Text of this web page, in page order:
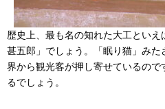
歴史上、最も名の知れた大工とい
甚五郎」でしょう。「眠り猫」み
界から観光客が押し寄せているので
るでしょう。